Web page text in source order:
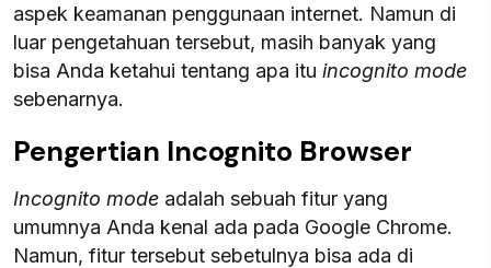
aspek keamanan penggunaan internet. Namun di
luar pengetahuan tersebut, masih banyak yang
bisa Anda ketahui tentang apa itu incognito mode
sebenarnya.
Pengertian Incognito Browser
Incognito mode adalah sebuah fitur yang
umumnya Anda kenal ada pada Google Chrome.
Namun, fitur tersebut sebetulnya bisa ada di